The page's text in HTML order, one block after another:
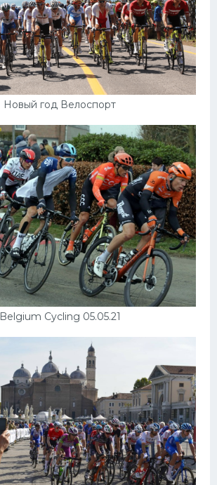
Новый год Велоспорт
Belgium Cycling 05.05.21